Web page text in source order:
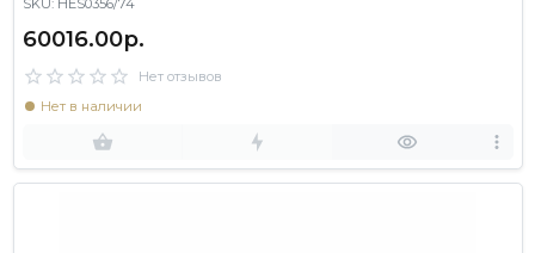
SKU: HES0356/74
60016.00р.
Нет отзывов
Нет в наличии